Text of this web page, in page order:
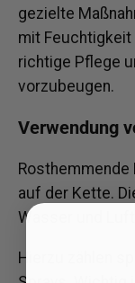
gezielte
mit
richtige Pflege
vorzubeugen.
Verwendung
auf der Kette.
Wasser und Luft
Hierzu zählen